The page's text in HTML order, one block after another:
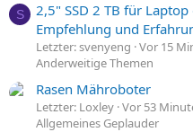
S
2,5" SSD 2 TB für
Empfehlung und
Letzter: svenyeng Vor 15
Anderweitige Themen
Rasen Mähroboter
Letzter: Loxley Vor 53
Allgemeines Geplauder